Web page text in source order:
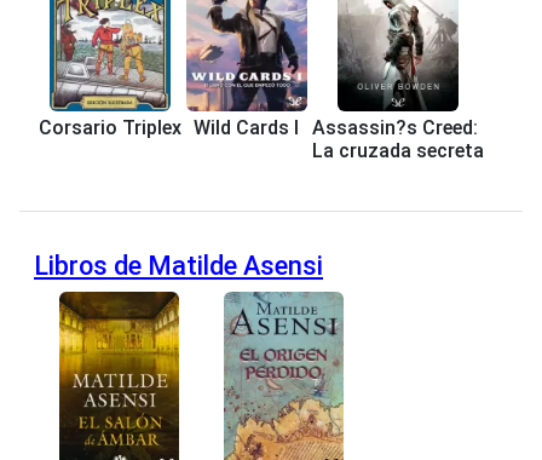
Corsario Triplex Wild Cards I
Assassin?s Creed:
La cruzada secreta
Libros de Matilde Asensi